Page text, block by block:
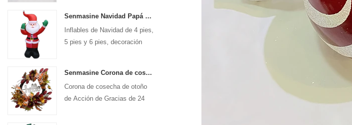
Senmasine Navidad Papá Noel inflable volar Navidad inflables decoración vacaciones invierno interior al aire libre
Inflables de Navidad de 4 pies,
5 pies y 6 pies, decoración
Senmasine Corona de cosecha de otoño de Acción de Gracias de 24 pulgadas con letrero de Hola, hojas de cosecha de otoño, lazo con patrón de calabaza y girasol
Corona de cosecha de otoño
de Acción de Gracias de 24